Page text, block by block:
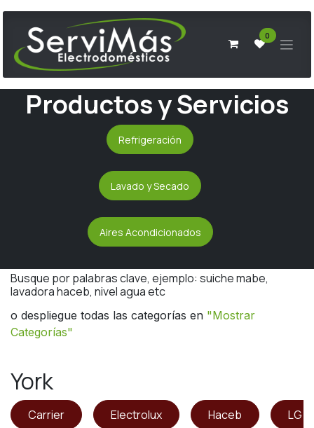
Ir al contenido
0
Productos y Servicios
Refrigeración
Lavado y Secado
Aires Acondicionados
Busque por palabras clave, ejemplo: suiche mabe,
lavadora haceb, nivel agua etc
o despliegue todas las categorías en "Mostrar
Categorías"
York
Carrier Electrolux Haceb LG